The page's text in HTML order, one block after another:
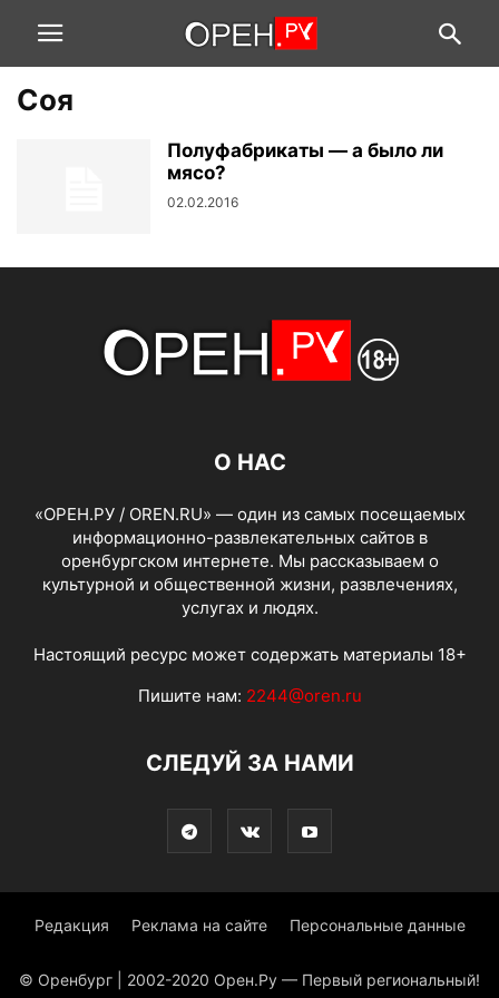
Соя
Полуфабрикаты — а было ли
мясо?
02.02.2016
О НАС
«ОРЕН.РУ / OREN.RU» — один из самых посещаемых
информационно-развлекательных сайтов в
оренбургском интернете. Мы рассказываем о
культурной и общественной жизни, развлечениях,
услугах и людях.
Настоящий ресурс может содержать материалы 18+
Пишите нам: 2244@oren.ru
СЛЕДУЙ ЗА НАМИ
Редакция Реклама на сайте Персональные данные
© Оренбург | 2002-2020 Орен.Ру — Первый региональный!